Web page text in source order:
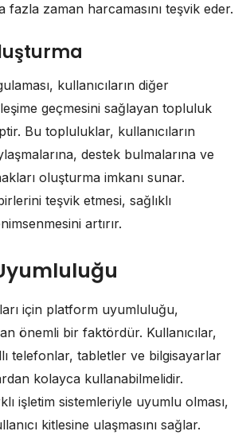
fazla zaman harcamasını teşvik eder.
kullanıcıların diğer
geçmesini sağlayan topluluk
Bu topluluklar, kullanıcıların
destek bulmalarına ve
oluşturma imkanı sunar.
teşvik etmesi, sağlıklı
artırır.
için platform uyumluluğu,
önemli bir faktördür. Kullanıcılar,
telefonlar, tabletler ve bilgisayarlar
kolayca kullanabilmelidir.
işletim sistemleriyle uyumlu olması,
kitlesine ulaşmasını sağlar.